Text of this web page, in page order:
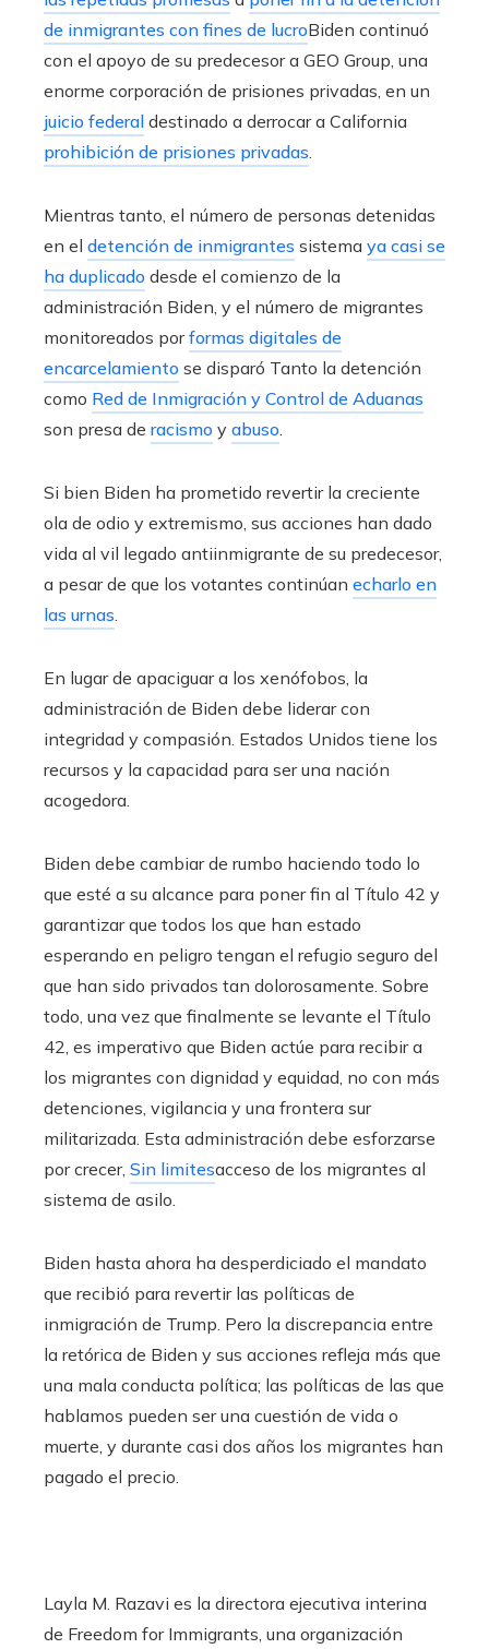
de inmigrantes con fines de lucroBiden continuó
con el apoyo de su predecesor a GEO Group, una
enorme corporación de prisiones privadas, en un
juicio federal destinado a derrocar a California
prohibición de prisiones privadas
Mientras tanto, el número de personas detenidas
en el detención de inmigrantes sistema ya casi se
ha duplicado desde el comienzo de la
administración Biden, y el número de migrantes
monitoreados porformas digitales de
encarcelamiento se disparó Tanto la detención
como Red de Inmigración y Control de Aduanas
son presa de racismo y abuso
Si bien Biden ha prometido revertir la creciente
ola de odio y extremismo, sus acciones han dado
vida al vil legado antiinmigrante de su predecesor,
a pesar de que los votantes continúan echarlo en
las urnas
En lugar de apaciguar a los xenófobos, la
administración de Biden debe liderar con
integridad y compasión. Estados Unidos tiene los
recursos y la capacidad para ser una nación
acogedora.
Biden debe cambiar de rumbo haciendo todo lo
que esté a su alcance para poner fin al Título 42 y
garantizar que todos los que han estado
esperando en peligro tengan el refugio seguro del
que han sido privados tan dolorosamente. Sobre
todo, una vez que finalmente se levante el Título
42, es imperativo que Biden actúe para recibir a
los migrantes con dignidad y equidad, no con más
detenciones, vigilancia y una frontera sur
militarizada. Esta administración debe esforzarse
por crecer, Sin limitesacceso de los migrantes al
sistema de asilo.
Biden hasta ahora ha desperdiciado el mandato
que recibió para revertir las políticas de
inmigración de Trump. Pero la discrepancia entre
la retórica de Biden y sus acciones refleja más que
una mala conducta política; las políticas de las que
hablamos pueden ser una cuestión de vida o
muerte, y durante casi dos años los migrantes han
pagado el precio.
Layla M. Razavi es la directora ejecutiva interina
de Freedom for Immigrants, una organización